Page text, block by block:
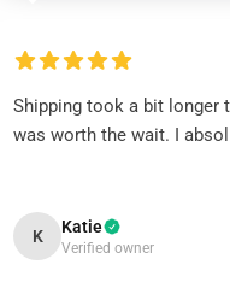
Shipping took a bit longer
was worth the wait. I
K Katie
Verified owner